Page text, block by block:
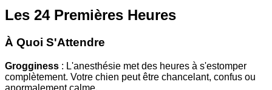
Les 24 Premières Heures
À Quoi S'Attendre
Grogginess : L'anesthésie met des heures à s'estomper
complètement. Votre chien peut être chancelant, confus ou
anormalement calme.